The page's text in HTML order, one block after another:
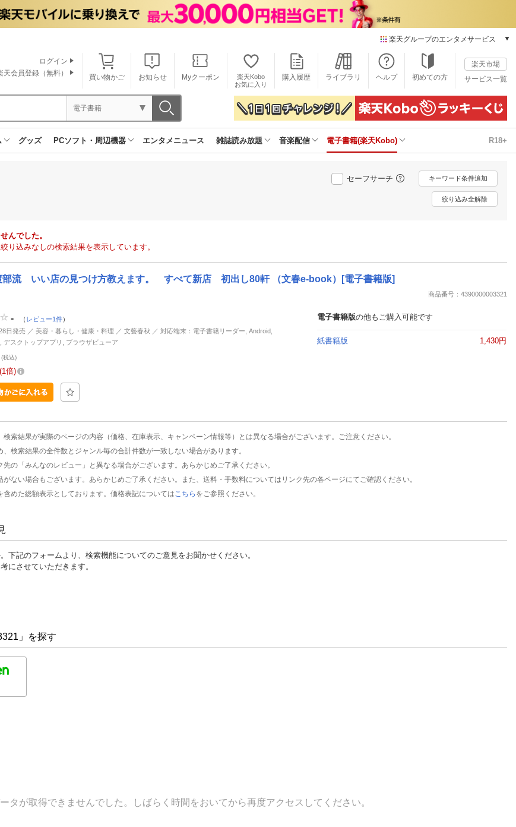
楽天グループのエンタメサービス
本/ゲーム/CD/DVD
楽天ブックス
電子書籍
楽天Kobo
雑誌読み放題
楽天ミュージック
動画配信
楽天TV
動画配信ガイド
推し楽
買い物かご お知らせ Myクーポン
楽天Kobo
お気に入り
購入履歴 ライブラリ ヘルプ 初めての方
楽天市場
サービス一覧
ログイン
天会員登録（無料）
電子書籍
グッズ PCソフト・周辺機器 エンタメニュース 雑誌読み放題 音楽配信 電子書籍(楽天Kobo) R18+
セーフサーチ キーワード条件追加
絞り込み全解除
んでした。
り込みなしの検索結果を表示しています。
部流 いい店の見つけ方教えます。 すべて新店 初出し80軒 （文春e-book）[電子書籍版]
商品番号：4390000003321
- （ レビュー1件）
日発売 ／ 美容・暮らし・健康・料理 ／ 文藝春秋 ／ 対応端末：電子書籍リーダー, Android,
デスクトップアプリ, ブラウザビューア
(税込)
1倍
電子書籍版の他もご購入可能です
紙書籍版 1,430円
索結果が実際のページの内容（価格、在庫表示、キャンペーン情報等）とは異なる場合がございます。ご注意ください。
検索結果の全件数とジャンル毎の合計件数が一致しない場合があります。
の「みんなのレビュー」と異なる場合がございます。あらかじめご了承ください。
ない場合もございます。あらかじめご了承ください。また、送料・手数料についてはリンク先の各ページにてご確認ください。
めた総額表示としております。価格表記については こちら をご参照ください。
下記のフォームより、検索機能についてのご意見をお聞かせください。
にさせていただきます。
」を探す
タが取得できませんでした。しばらく時間をおいてから再度アクセスしてください。